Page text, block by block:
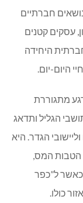
חברתיים
עסקים קטנים
היחידה
היום-יום.
מתגוררת
הגליל ותדאג
הגדר. היא
למפת הטבות המס,
ל”כפר
כולו.